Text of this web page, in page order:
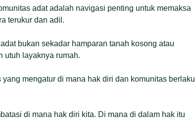
adat adalah navigasi penting untuk memaksa
terukur dan adil.
bukan sekadar hamparan tanah kosong atau
utuh layaknya rumah.
mengatur di mana hak diri dan komunitas berlaku
di mana hak diri kita. Di mana di dalam hak itu